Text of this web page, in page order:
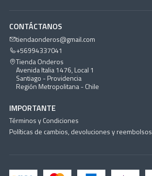
CONTÁCTANOS
tiendaonderos@gmail.com
+56994337041
Tienda Onderos
Avenida Italia 1476, Local 1
Santiago - Providencia
Región Metropolitana - Chile
IMPORTANTE
Términos y Condiciones
Políticas de cambios, devoluciones y reembolsos